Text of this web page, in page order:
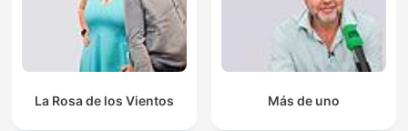
La Rosa de los Vientos Más de uno